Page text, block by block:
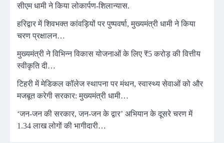
सीएम धामी ने किया लोकार्पण-शिलान्यास.
हरिद्वार में शिवभक्त कांवड़ियों पर पुष्पवर्षा, मुख्यमंत्री धामी ने किया
चरण प्रक्षालन…
मुख्यमंत्री ने विभिन्न विकास योजनाओं के लिए ₹5 करोड़ की वित्तीय
स्वीकृति दी…
टिहरी में मेडिकल कॉलेज स्थापना पर मंथन, स्वास्थ्य सेवाओं को और
मजबूत करेगी सरकार: मुख्यमंत्री धामी…
‘जन-जन की सरकार, जन-जन के द्वार’ अभियान के दूसरे चरण में
1.34 लाख लोगों की भागीदारी…